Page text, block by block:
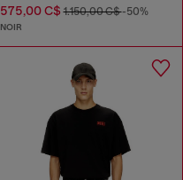
575,00 C$1.150,00 C$-50%
NOIR